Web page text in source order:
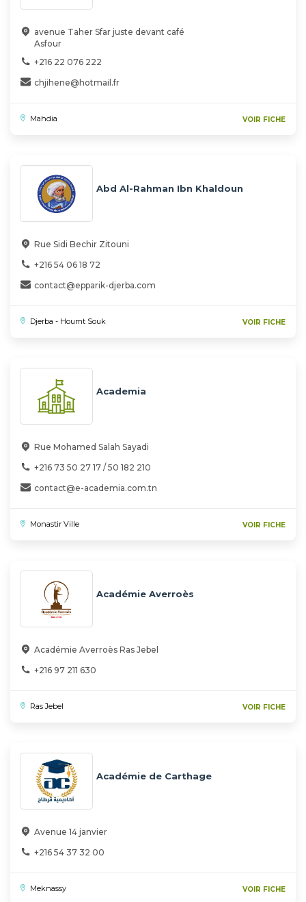
avenue Taher Sfar juste devant café
Asfour
+216 22 076 222
chjihene@hotmail.fr
Mahdia VOIR FICHE
Abd Al-Rahman Ibn Khaldoun
Rue Sidi Bechir Zitouni
+216 54 06 18 72
contact@epparik-djerba.com
Djerba - Houmt Souk VOIR FICHE
Academia
Rue Mohamed Salah Sayadi
+216 73 50 27 17 / 50 182 210
contact@e-academia.com.tn
Monastir Ville VOIR FICHE
Académie Averroès
Académie Averroès Ras Jebel
+216 97 211 630
Ras Jebel VOIR FICHE
Académie de Carthage
Avenue 14 janvier
+216 54 37 32 00
Meknassy VOIR FICHE